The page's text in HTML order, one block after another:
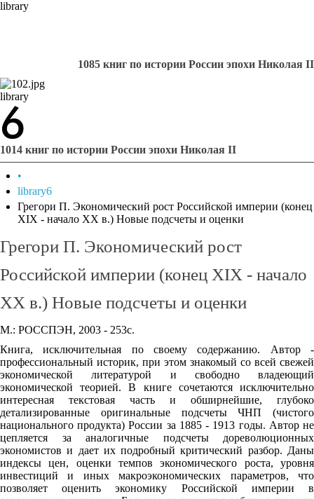
library
1085 книг по истории России эпохи Николая II
library
1014 книг по истории России эпохи Николая II
•
library6
Грегори П. Экономический рост Российской империи (конец
XIX - начало XX в.) Новые подсчеты и оценки
Грегори П. Экономический рост
Российской империи (конец XIX - начало
XX в.) Новые подсчеты и оценки
М.: РОССПЭН, 2003 - 253с.
Книга, исключительная по своему содержанию. Автор -
профессиональный историк, при этом знакомый со всей свежей
экономической литературой и свободно владеющий
экономической теорией. В книге сочетаются исключительно
интересная текстовая часть и обширнейшие, глубоко
детализированные оригинальные подсчеты ЧНП (чистого
национального продукта) России за 1885 - 1913 годы. Автор не
цепляется за аналогичные подсчеты дореволюционных
экономистов и дает их подробный критический разбор. Даны
индексы цен, оценки темпов экономического роста, уровня
инвестиций и иных макроэкономических параметров, что
позволяет оценить экономику Российской империи в